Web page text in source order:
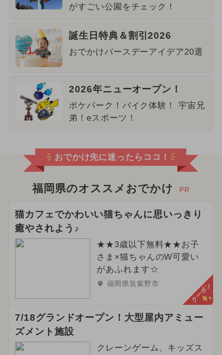
がすごい公園をチェック！
誕生日特典＆割引2026
おでかけバースデーアイデア20選
2026年ニューオープン！
ポケパーク！バイク体験！ 宇宙兄
弟！eスポーツ！
おでかけ先に迷ったらココ！
福岡県のオススメおでかけ PR
猫カフェでかわいい猫ちゃんに思いっきり
癒やされよう♪
★★3歳以下無料★★お子
さま×猫ちゃんのW可愛い
があふれます☆
福岡県筑紫野市 クーポン
7/18グランドオープン！大型屋内アミュー
ズメント施設
クレーンゲーム、キッズス